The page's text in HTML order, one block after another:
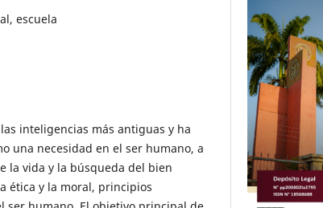
escuela
inteligencias más antiguas y ha
una necesidad en el ser humano, a
la vida y la búsqueda del bien
ética y la moral, principios